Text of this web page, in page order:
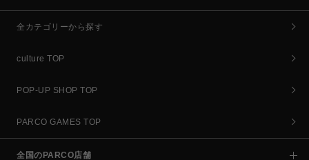
全カテゴリーから探す
culture TOP
POP-UP SHOP TOP
PARCO GAMES TOP
全国のPARCO店舗